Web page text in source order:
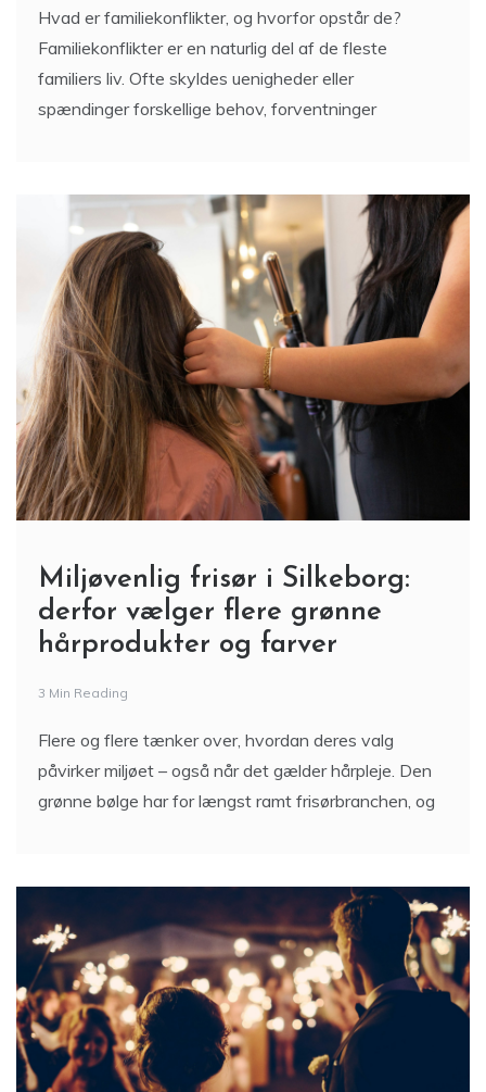
Hvad er familiekonflikter, og hvorfor opstår de?
Familiekonflikter er en naturlig del af de fleste
familiers liv. Ofte skyldes uenigheder eller
spændinger forskellige behov, forventninger
Miljøvenlig frisør i Silkeborg:
derfor vælger flere grønne
hårprodukter og farver
3 Min Reading
Flere og flere tænker over, hvordan deres valg
påvirker miljøet – også når det gælder hårpleje. Den
grønne bølge har for længst ramt frisørbranchen, og